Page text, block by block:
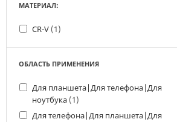
МАТЕРИАЛ:
CR-V (1)
ОБЛАСТЬ ПРИМЕНЕНИЯ
Для планшета|Для телефона|Для
ноутбука (1)
Для телефона|Для планшета|Для